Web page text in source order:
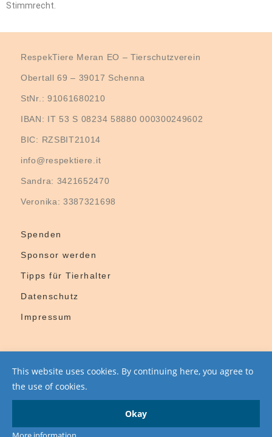
Stimmrecht.
RespekTiere Meran EO – Tierschutzverein
Obertall 69 – 39017 Schenna
StNr.: 91061680210
IBAN: IT 53 S 08234 58880 000300249602
BIC: RZSBIT21014
info@respektiere.it
Sandra: 3421652470
Veronika: 3387321698
Spenden
Sponsor werden
Tipps für Tierhalter
Datenschutz
Impressum
This website uses cookies. By continuing here, you agree to
the use of cookies.
Okay